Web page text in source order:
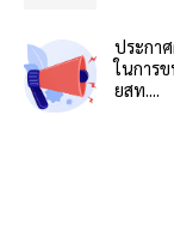
ประกา
ในการ
ยสท....